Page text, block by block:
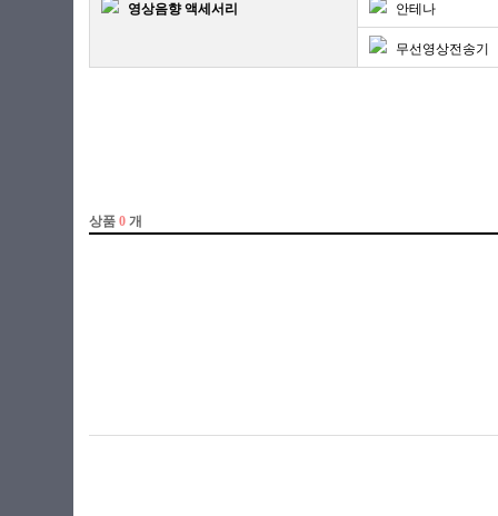
영상음향 액세서리 안테나
무선영상전송기